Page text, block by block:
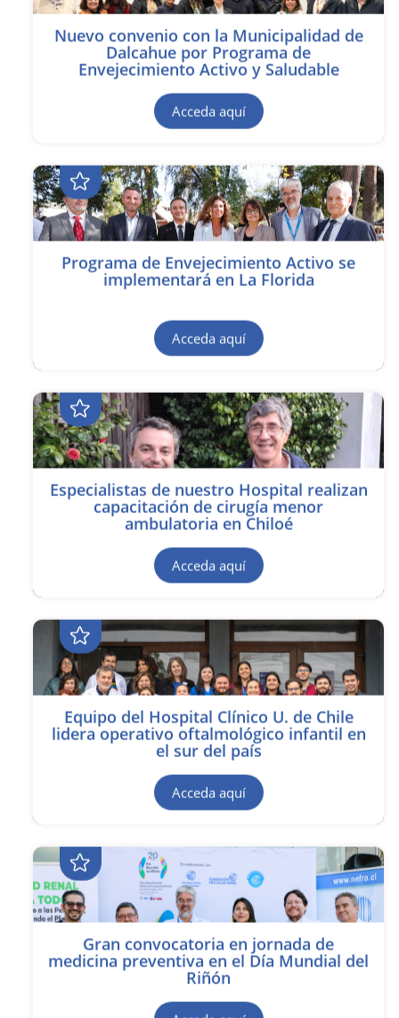
Nuevo convenio con la Municipalidad de
Dalcahue por Programa de
Envejecimiento Activo y Saludable
Acceda aquí
Programa de Envejecimiento Activo se
implementará en La Florida
Acceda aquí
Especialistas de nuestro Hospital realizan
capacitación de cirugía menor
ambulatoria en Chiloé
Acceda aquí
Equipo del Hospital Clínico U. de Chile
lidera operativo oftalmológico infantil en
el sur del país
Acceda aquí
Gran convocatoria en jornada de
medicina preventiva en el Día Mundial del
Riñón